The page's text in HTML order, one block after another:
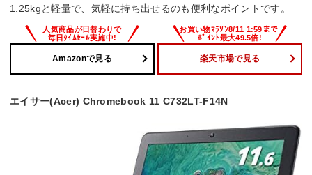
1.25kgと軽量で、気軽に持ち出せるのも便利なポイントです。
Amazonで見る 楽天市場で見る
エイサー(Acer) Chromebook 11 C732LT-F14N